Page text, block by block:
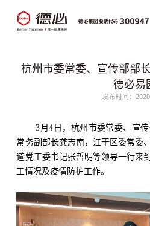
杭州市委常委、宣传部部
德必易
发布时间：
3月4日，杭州市委常委、宣
常务副部长龚志南，江干区委常委
道党工委书记张哲明等领导一行来
工情况及疫情防护工作。